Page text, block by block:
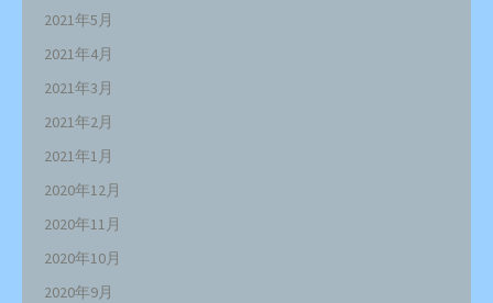
2021年5月
2021年4月
2021年3月
2021年2月
2021年1月
2020年12月
2020年11月
2020年10月
2020年9月